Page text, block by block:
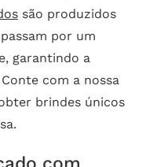
são produzidos
por um
garantindo a
com a nossa
brindes únicos